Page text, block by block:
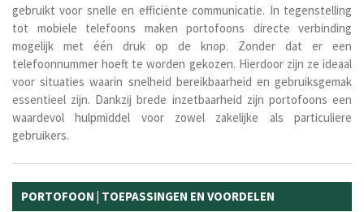
gebruikt voor snelle en efficiënte communicatie. In tegenstelling
tot mobiele telefoons maken portofoons directe verbinding
mogelijk met één druk op de knop. Zonder dat er een
telefoonnummer hoeft te worden gekozen. Hierdoor zijn ze ideaal
voor situaties waarin snelheid bereikbaarheid en gebruiksgemak
essentieel zijn. Dankzij brede inzetbaarheid zijn portofoons een
waardevol hulpmiddel voor zowel zakelijke als particuliere
gebruikers.
PORTOFOON | TOEPASSINGEN EN VOORDELEN